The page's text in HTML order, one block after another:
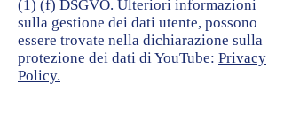
(1) (f) DSGVO. Ulteriori informazioni
sulla gestione dei dati utente, possono
essere trovate nella dichiarazione sulla
protezione dei dati di YouTube: Privacy
Policy.